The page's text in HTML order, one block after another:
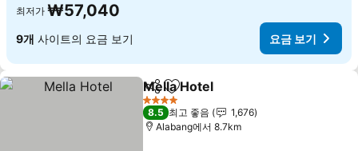
최저가 ₩57,040
9개 사이트의 요금 보기 요금 보기
공유 즐겨찾기에 추가
Mella Hotel
4 성급
8.5 최고 좋음
1,676
Alabang에서 8.7km